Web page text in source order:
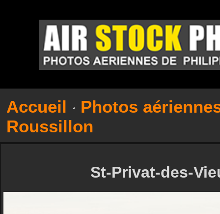
Accueil
Photos
Roussillon
St-Privat-des-